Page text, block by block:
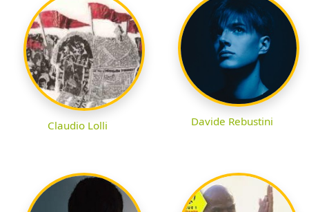
Claudio Lolli Davide Rebustini